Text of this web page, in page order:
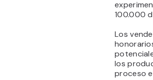
100.000
Los
los
proceso